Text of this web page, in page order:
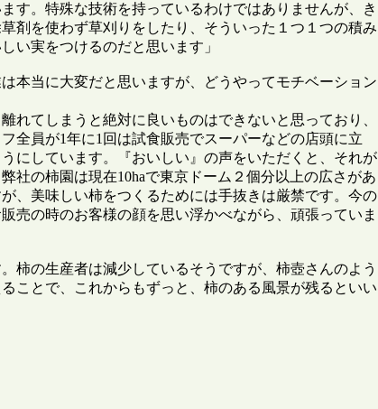
す。特殊な技術を持っているわけではありませんが、き
剤を使わず草刈りをしたり、そういった１つ１つの積み
い実をつけるのだと思います」
本当に大変だと思いますが、どうやってモチベーション
れてしまうと絶対に良いものはできないと思っており、
全員が1年に1回は試食販売でスーパーなどの店頭に立
にしています。『おいしい』の声をいただくと、それが
社の柿園は現在10haで東京ドーム２個分以上の広さがあ
、美味しい柿をつくるためには手抜きは厳禁です。今の
売の時のお客様の顔を思い浮かべながら、頑張っていま
柿の生産者は減少しているそうですが、柿壺さんのよう
ことで、これからもずっと、柿のある風景が残るといい